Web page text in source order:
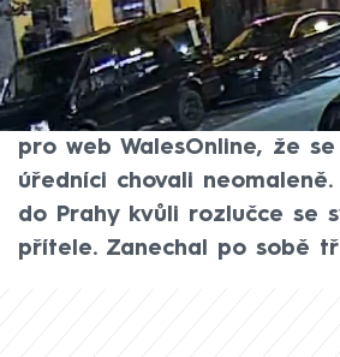
Rodina Velšana Davida
zemřel v nemocnici po
během potyčky na Národní
pro web WalesOnline, že
úředníci chovali neomaleně.
do Prahy kvůli rozlučce se
přítele. Zanechal po sobě